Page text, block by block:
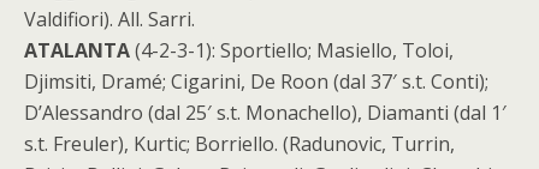
Valdifiori). All. Sarri.
ATALANTA(4-2-3-1): Sportiello; Masiello, Toloi,
Djimsiti, Dramé; Cigarini, De Roon (dal 37′ s.t. Conti);
D’Alessandro (dal 25′ s.t. Monachello), Diamanti (dal 1′
s.t. Freuler), Kurtic; Borriello. (Radunovic, Turrin,